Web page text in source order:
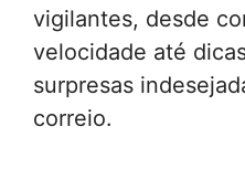
vigilantes, desde
velocidade até
surpresas
correio.